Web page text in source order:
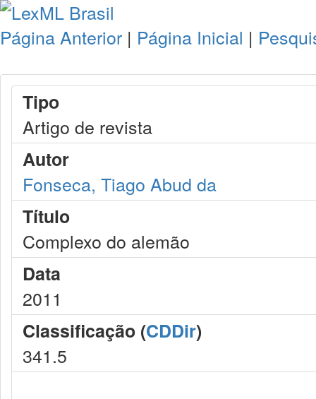
Página Anterior | Página Inicial |
Tipo
Artigo de revista
Autor
Fonseca, Tiago Abud da
Título
Complexo do alemão
Data
2011
Classificação (CDDir)
341.5